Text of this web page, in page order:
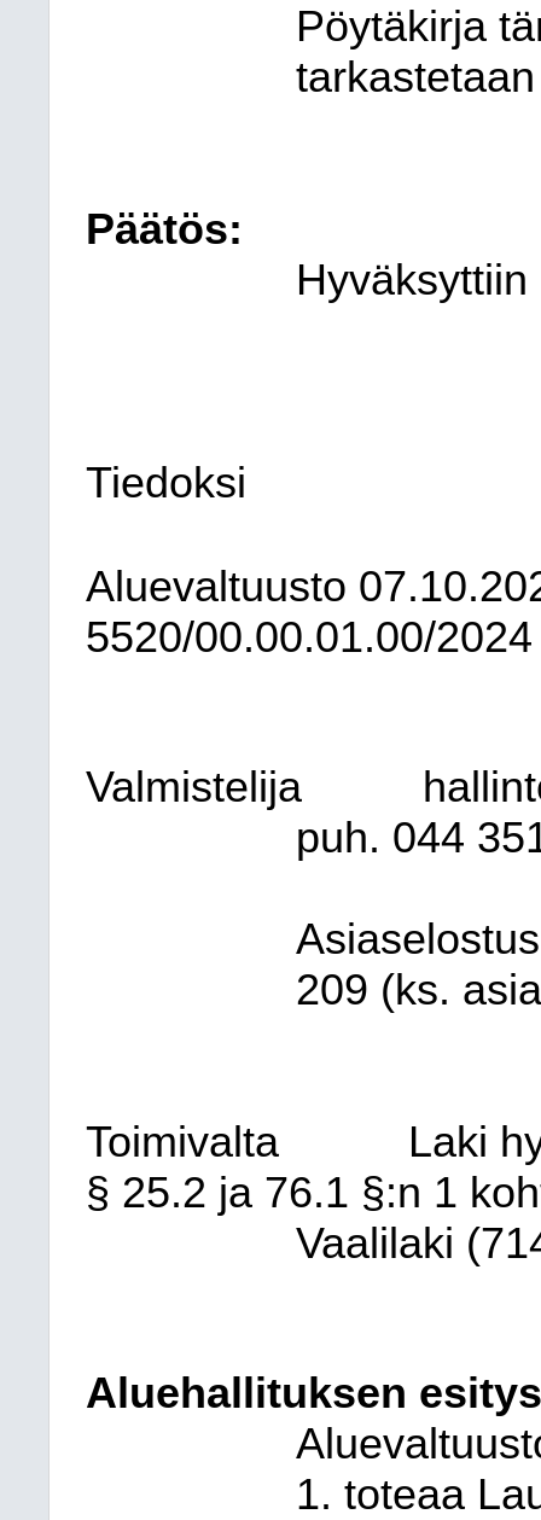
Pöytäkirja
Päätös:
Tiedoksi
Aluevaltuusto
5520/00.00.01.00/2024
Valmistelija
puh. 044
209 (ks.
Toimivalta
Laki
§ 25.2 ja 76.1 §:n 1
Vaalilaki
Aluehallituksen
1. toteaa